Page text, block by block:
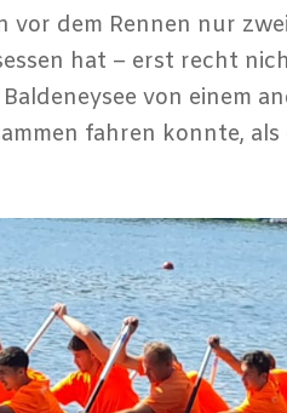
vor dem Rennen nur
hat – erst recht
von einem
fahren konnte,